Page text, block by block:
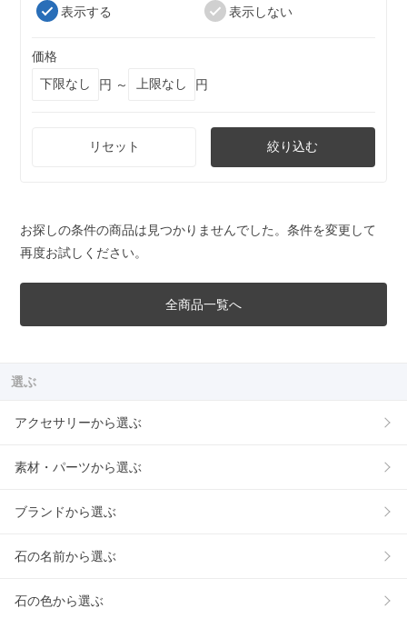
表示する
表示しない
価格
円 ～
円
リセット 絞り込む
お探しの条件の商品は見つかりませんでした。条件を変更して
再度お試しください。
全商品一覧へ
選ぶ
アクセサリーから選ぶ
素材・パーツから選ぶ
ブランドから選ぶ
石の名前から選ぶ
石の色から選ぶ